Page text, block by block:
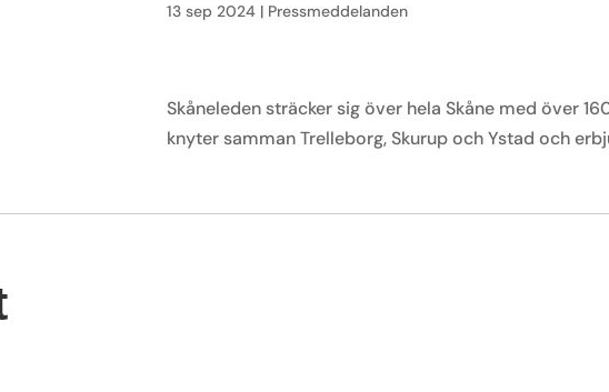
13 sep 2024| Pressmeddelanden
Skåneleden sträcker sig över hela Skåne med över
knyter samman Trelleborg, Skurup och Ystad och